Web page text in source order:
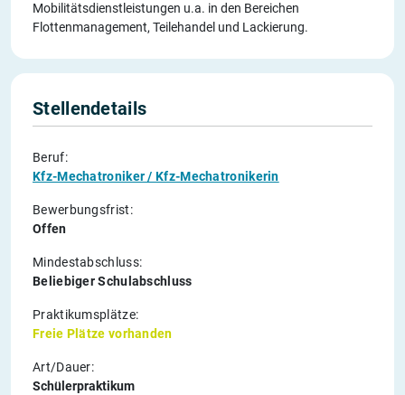
Mobilitätsdienstleistungen u.a. in den Bereichen
Flottenmanagement, Teilehandel und Lackierung.
Stellendetails
Beruf:
Kfz-Mechatroniker / Kfz-Mechatronikerin
Bewerbungsfrist:
Offen
Mindestabschluss:
Beliebiger Schulabschluss
Praktikumsplätze:
Freie Plätze vorhanden
Art/Dauer:
Schülerpraktikum